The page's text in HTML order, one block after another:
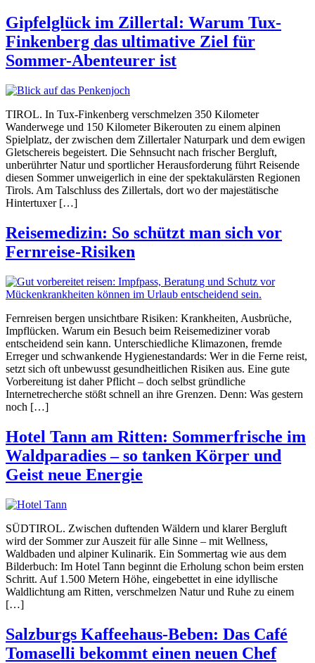
Gipfelglück im Zillertal: Warum Tux-
Finkenberg das ultimative Ziel für
Sommer-Abenteurer ist
TIROL. In Tux-Finkenberg verschmelzen 350 Kilometer
Wanderwege und 150 Kilometer Bikerouten zu einem alpinen
Spielplatz, der zwischen dem Zillertaler Naturpark und dem ewigen
Gletschereis begeistert. Die Sehnsucht nach frischer Bergluft,
unberührter Natur und sportlicher Herausforderung führt Reisende
diesen Sommer unweigerlich in eine der spektakulärsten Regionen
Tirols. Am Talschluss des Zillertals, dort wo der majestätische
Hintertuxer […]
Reisemedizin: So schützt man sich vor
Fernreise-Risiken
Fernreisen bergen unsichtbare Risiken: Krankheiten, Ausbrüche,
Impflücken. Warum ein Besuch beim Reisemediziner vorab
entscheidend sein kann. Unterschiedliche Klimazonen, fremde
Erreger und schwankende Hygienestandards: Wer in die Ferne reist,
setzt sich oft unbewusst gesundheitlichen Risiken aus. Eine gute
Vorbereitung ist daher Pflicht – doch selbst gründliche
Internetrecherche stößt schnell an ihre Grenzen. Denn: Was gestern
noch […]
Hotel Tann am Ritten: Sommerfrische im
Waldparadies – so tanken Körper und
Geist neue Energie
SÜDTIROL. Zwischen duftenden Wäldern und klarer Bergluft
wird der Sommer zur Auszeit für alle Sinne – mit Wellness,
Waldbaden und alpiner Kulinarik. Ein Sommertag wie aus dem
Bilderbuch: Im Hotel Tann beginnt die Erholung schon beim ersten
Schritt. Auf 1.500 Metern Höhe, eingebettet in eine idyllische
Waldlichtung am Ritten, verschmelzen Natur und Ruhe zu einem
[…]
Salzburgs Kaffeehaus-Beben: Das Café
Tomaselli bekommt einen neuen Chef